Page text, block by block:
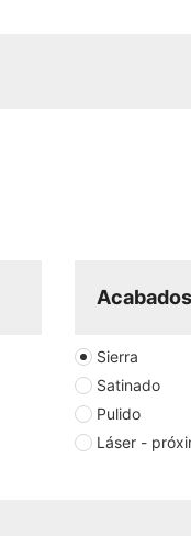
Acabados
Sierra
Satinado
Pulido
Láser -